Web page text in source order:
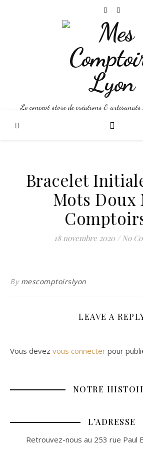
Le concept store de créations &
Bracelet
Mots Doux
18 novembre 2020 / No
By mescomptoirslyon
LEAVE A
Vous devez vous connecter pour
NOTRE
L’ADRESSE
Retrouvez-nous au 253 rue Paul